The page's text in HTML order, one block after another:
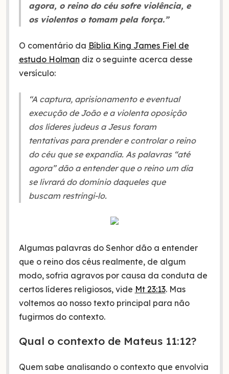
agora, o reino do céu sofre violência, e
os violentos o tomam pela força.”
O comentário da Bíblia King James Fiel de
estudo Holman diz o seguinte acerca desse
versículo:
“A captura, aprisionamento e eventual
execução de João e a violenta oposição
dos líderes judeus a Jesus foram
tentativas para prender e controlar o reino
do céu que se expandia. As palavras “até
agora” dão a entender que o reino um dia
se livrará do domínio daqueles que
buscam restringi-lo.
Algumas palavras do Senhor dão a entender
que o reino dos céus realmente, de algum
modo, sofria agravos por causa da conduta de
certos líderes religiosos, vide Mt 23:13. Mas
voltemos ao nosso texto principal para não
fugirmos do contexto.
Qual o contexto de Mateus 11:12?
Quem sabe analisando o contexto que envolvia